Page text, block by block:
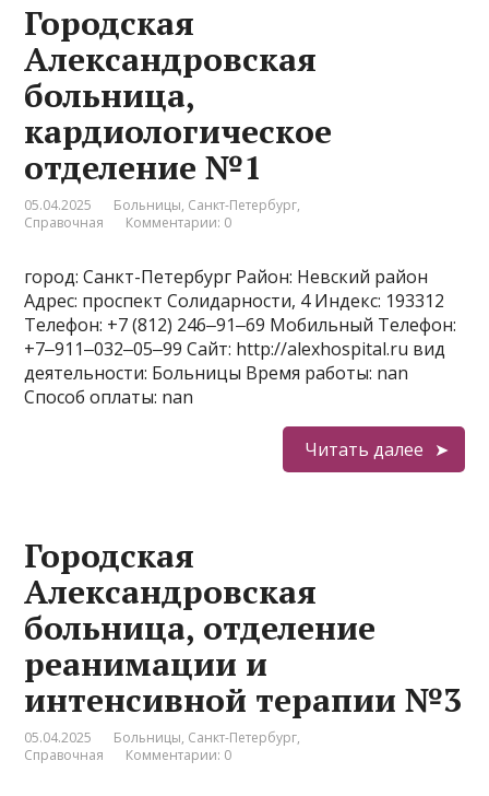
Городская
Александровская
больница,
кардиологическое
отделение №1
05.04.2025 Больницы, Санкт-Петербург,
Справочная
Комментарии: 0
город: Санкт-Петербург Район: Невский район
Адрес: проспект Солидарности, 4 Индекс: 193312
Телефон: +7 (812) 246‒91‒69 Мобильный Телефон:
+7‒911‒032‒05‒99 Сайт: http://alexhospital.ru вид
деятельности: Больницы Время работы: nan
Способ оплаты: nan
Читать далее
Городская
Александровская
больница, отделение
реанимации и
интенсивной терапии №3
05.04.2025 Больницы, Санкт-Петербург,
Справочная
Комментарии: 0